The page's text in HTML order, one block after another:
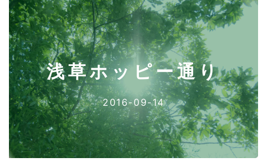
浅草ホッピー通り
2016-09-14